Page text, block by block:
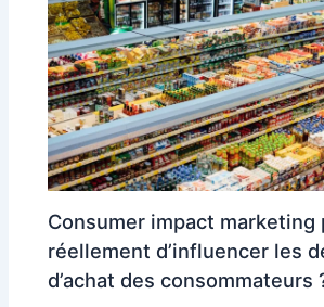
Consumer impact marketing
réellement d’influencer les
d’achat des consommateurs